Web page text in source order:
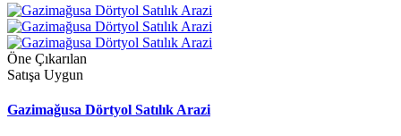
Öne Çıkarılan
Satışa Uygun
Gazimağusa Dörtyol Satılık Arazi